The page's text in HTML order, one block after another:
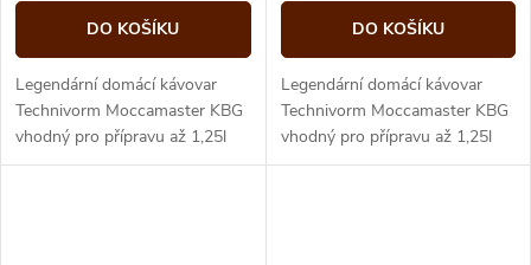
DO KOŠÍKU
Legendární domácí kávovar
Technivorm Moccamaster KBG
vhodný pro přípravu až 1,25l
dokonalé filtrované kávy
DO KOŠÍKU
Legendární domácí kávovar
Technivorm Moccamaster KBG
vhodný pro přípravu až 1,25l
dokonalé filtrované kávy